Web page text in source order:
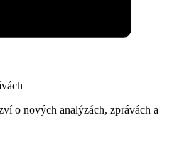
o nových analýzách, zprávách a